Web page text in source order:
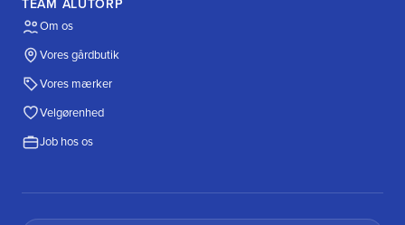
TEAM ALUTORP
Om os
Vores gårdbutik
Vores mærker
Velgørenhed
Job hos os